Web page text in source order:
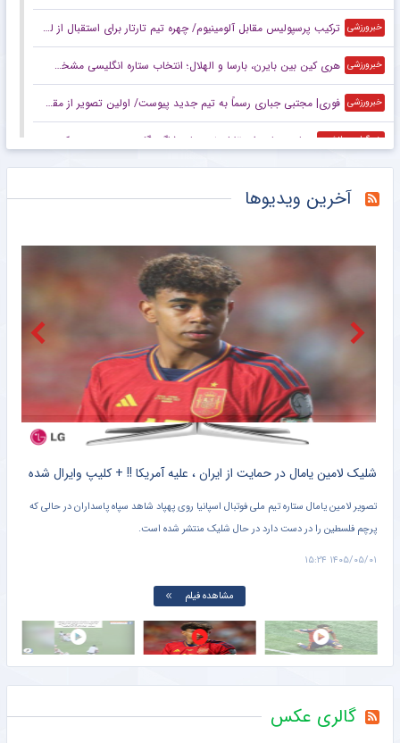
خبرورزشی ترکیب پرسپولیس مقابل آلومینیوم/ چهره تیم تارتار برای استقبال از لیگ برتر +عکس
خبرورزشی هری کین بین بایرن، بارسا و الهلال؛ انتخاب ستاره انگلیسی مشخص شد
خبرورزشی فوری| مجتبی جباری رسماً به تیم جدید پیوست/ اولین تصویر از مقصد هشت شاکی +عکس
خبرگزاری دانشجو مهاجم سابق استقلال خوزستان شاگرد گل محمدی در دهوک عراق شد
عکس | مجتبی جباری سرمربی تیم لیگ یکی شد
روایت جذاب گزینه نیمکت استقلال از ترک فوتبال؛ از سرمربیگری حرفه‌ای تا اداره ۳ شعبه مک‌دونالد!
پیشنهاد ۴۰ میلیون یورویی پاری‌سن‌ژرمن برای ستاره ژاپنی
خبرورزشی رسمی| خریدهای استقلال برگشت خوردند +عکس
طارمی: سحر قریشی؟ خودم مقصر بودم!/ یک شخصی این کار را انجام داد
آخرین ویدیوها
شلیک لامین یامال در حمایت از ایران ، علیه آمریکا !! + کلیپ وایرال شده
تصویر لامین یامال ستاره تیم ملی فوتبال اسپانیا روی پهپاد شاهد سپاه پاسداران در حالی که
پرچم فلسطین را در دست دارد در حال شلیک منتشر شده است.
۱۴۰۵/۰۵/۰۱ ۱۵:۲۴
مشاهده فیلم
گالری عکس